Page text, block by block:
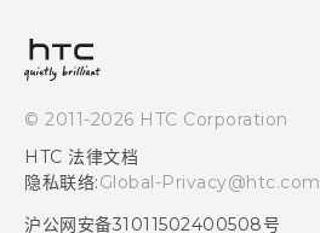
投资人
加入HTC
© 2011-2026 HTC Corporation
HTC 法律文档
隐私联络:Global-Privacy@htc.com
沪公网安备31011502400508号